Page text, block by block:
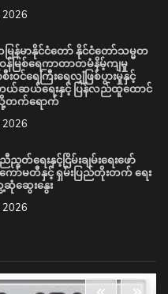
2026
ြန်မာနိုင်ငံတော် နိုင်ငံတော်သမ္မတ
ဝန်မြစ်ရေကာတာတမံနိမ့်ကျမှု
စီးဝင်ရေကြီးရေလျှံဖြစ်ပွားမှုနှင့်
ယ်ရေးနှင့် ပြန်လည်ထူထောင်
သို့တက်ရောက်
2026
တ်ရေးနှင့်ငြိမ်းချမ်းရေးဖော်
ော်မတီနှင့် ရှမ်းပြည်တိုးတက် ရေး
ဆုံဆွေးနွေး
2026